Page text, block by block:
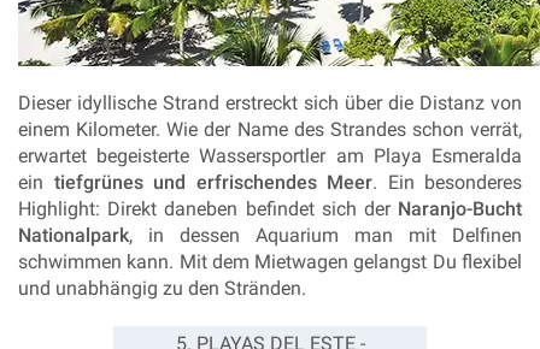
Dieser idyllische Strand erstreckt sich über die Distanz von
einem Kilometer. Wie der Name des Strandes schon verrät,
erwartet begeisterte Wassersportler am Playa Esmeralda
ein tiefgrünes und erfrischendes Meer. Ein besonderes
Highlight: Direkt daneben befindet sich der Naranjo-Bucht
Nationalpark, in dessen Aquarium man mit Delfinen
schwimmen kann. Mit dem Mietwagen gelangst Du flexibel
und unabhängig zu den Stränden.
5. PLAYAS DEL ESTE -